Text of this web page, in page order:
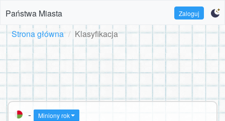
Państwa Miasta Zaloguj
Strona główna Klasyfikacja
- Miniony rok